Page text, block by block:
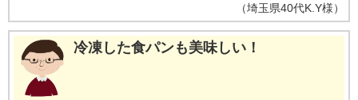
（埼玉県40代K.Y様）
冷凍した食パンも美味しい！